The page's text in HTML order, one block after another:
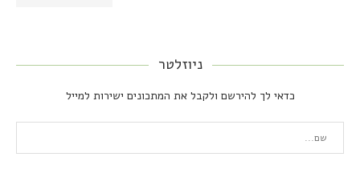
ניוזלטר
כדאי לך להירשם ולקבל את המתכונים ישירות למייל